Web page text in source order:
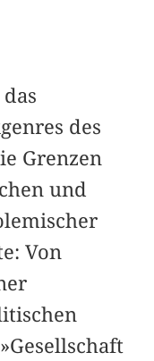
des
Grenzen
und
Von